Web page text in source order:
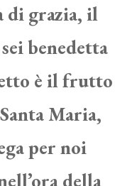
di grazia, il
benedetta
è il frutto
Maria,
per noi
della